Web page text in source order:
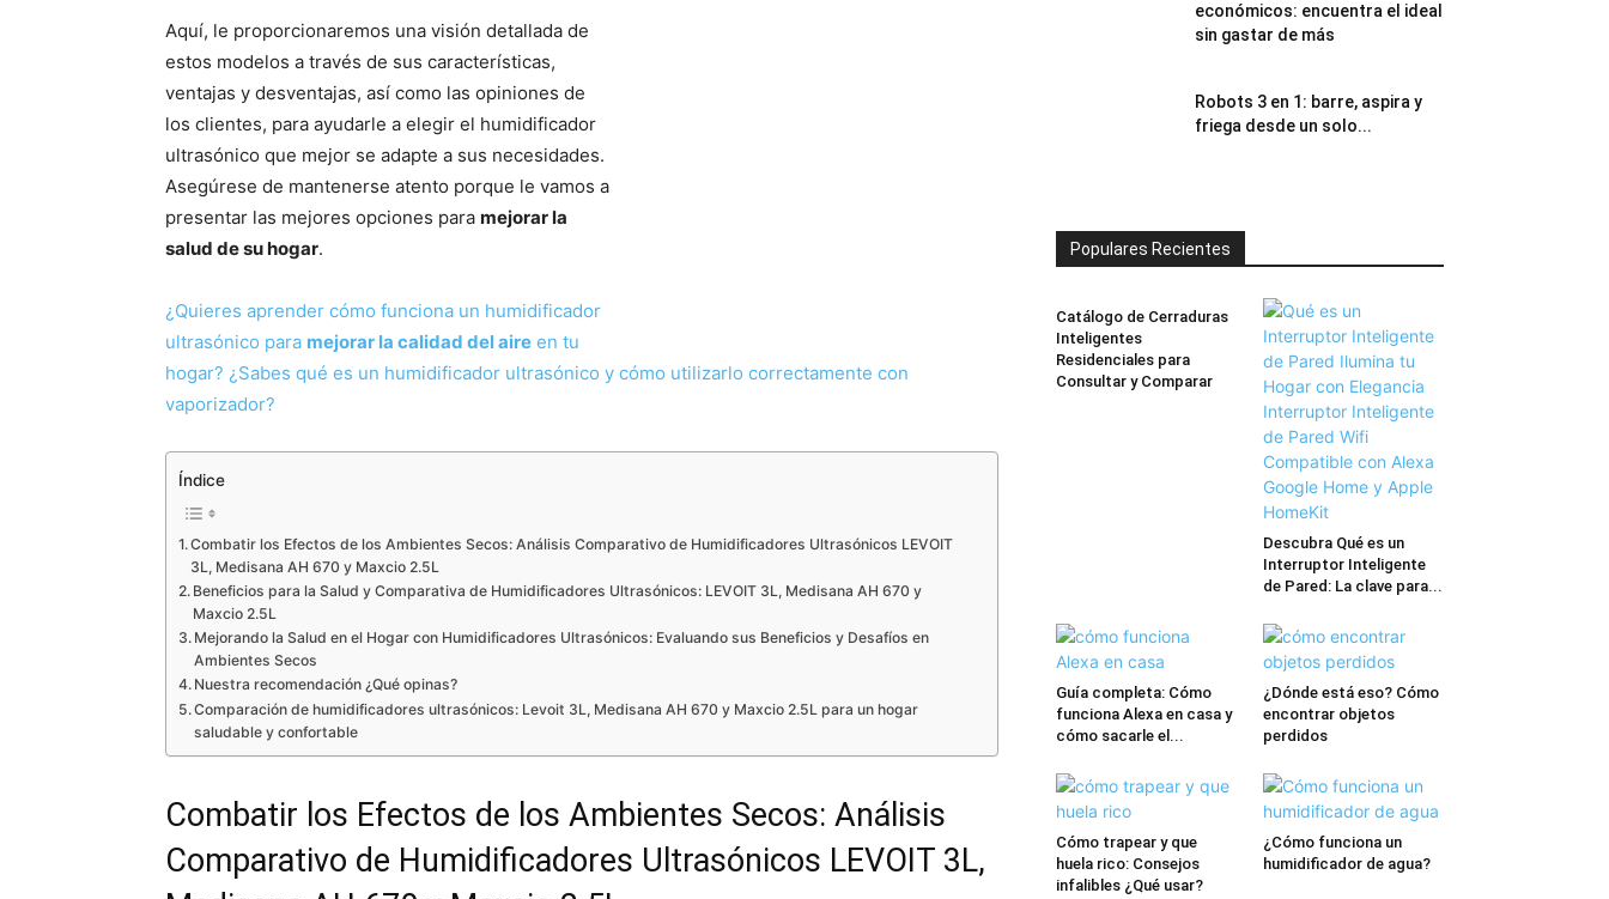
Aquí, le proporcionaremos una visión detallada de
estos modelos a través de sus características,
ventajas y desventajas, así como las opiniones de
los clientes, para ayudarle a elegir el humidificador
ultrasónico que mejor se adapte a sus necesidades.
Asegúrese de mantenerse atento porque le vamos a
presentar las mejores opciones para mejorar la
salud de su hogar.
¿Quieres aprender cómo funciona un humidificador
ultrasónico para mejorar la calidad del aire en tu
hogar? ¿Sabes qué es un humidificador ultrasónico y cómo utilizarlo correctamente con
vaporizador?
Índice
Combatir los Efectos de los Ambientes Secos: Análisis Comparativo de Humidificadores Ultrasónicos LEVOIT
3L, Medisana AH 670 y Maxcio 2.5L
Beneficios para la Salud y Comparativa de Humidificadores Ultrasónicos: LEVOIT 3L, Medisana AH 670 y
Maxcio 2.5L
Mejorando la Salud en el Hogar con Humidificadores Ultrasónicos: Evaluando sus Beneficios y Desafíos en
Ambientes Secos
Nuestra recomendación ¿Qué opinas?
Comparación de humidificadores ultrasónicos: Levoit 3L, Medisana AH 670 y Maxcio 2.5L para un hogar
saludable y confortable
Combatir los Efectos de los Ambientes Secos: Análisis
Comparativo de Humidificadores Ultrasónicos LEVOIT 3L,
económicos: encuentra el ideal
sin gastar de más
Robots 3 en 1: barre, aspira y
friega desde un solo...
Populares Recientes
Catálogo de Cerraduras
Inteligentes
Residenciales para
Consultar y Comparar
Descubra Qué es un
Interruptor Inteligente
de Pared: La clave para...
Guía completa: Cómo
funciona Alexa en casa y
cómo sacarle el...
¿Dónde está eso? Cómo
encontrar objetos
perdidos
Cómo trapear y que
huela rico: Consejos
infalibles ¿Qué usar?
¿Cómo funciona un
humidificador de agua?